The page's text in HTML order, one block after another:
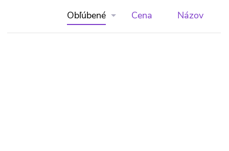
Obľúbené Cena Názov